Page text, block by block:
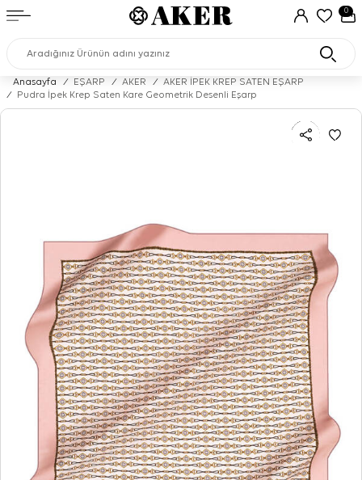
0
Anasayfa / EŞARP / AKER /
AKER İPEK KREP SATEN EŞARP
/
Pudra İpek Krep Saten Kare Geometrik Desenli Eşarp